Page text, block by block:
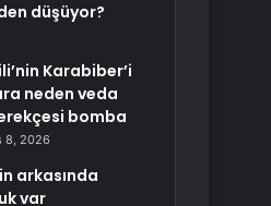
düşüyor?
Karabiber’i
neden veda
bomba
8, 2026
arkasında
var